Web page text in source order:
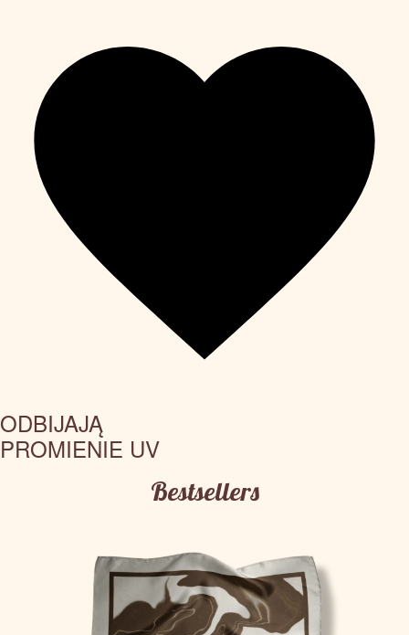
ODBIJAJĄ
PROMIENIE UV
Bestsellers